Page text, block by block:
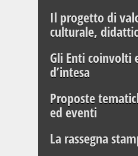
Il progetto di
culturale,
Gli Enti coinvolti
d’intesa
Proposte
ed eventi
La rassegna